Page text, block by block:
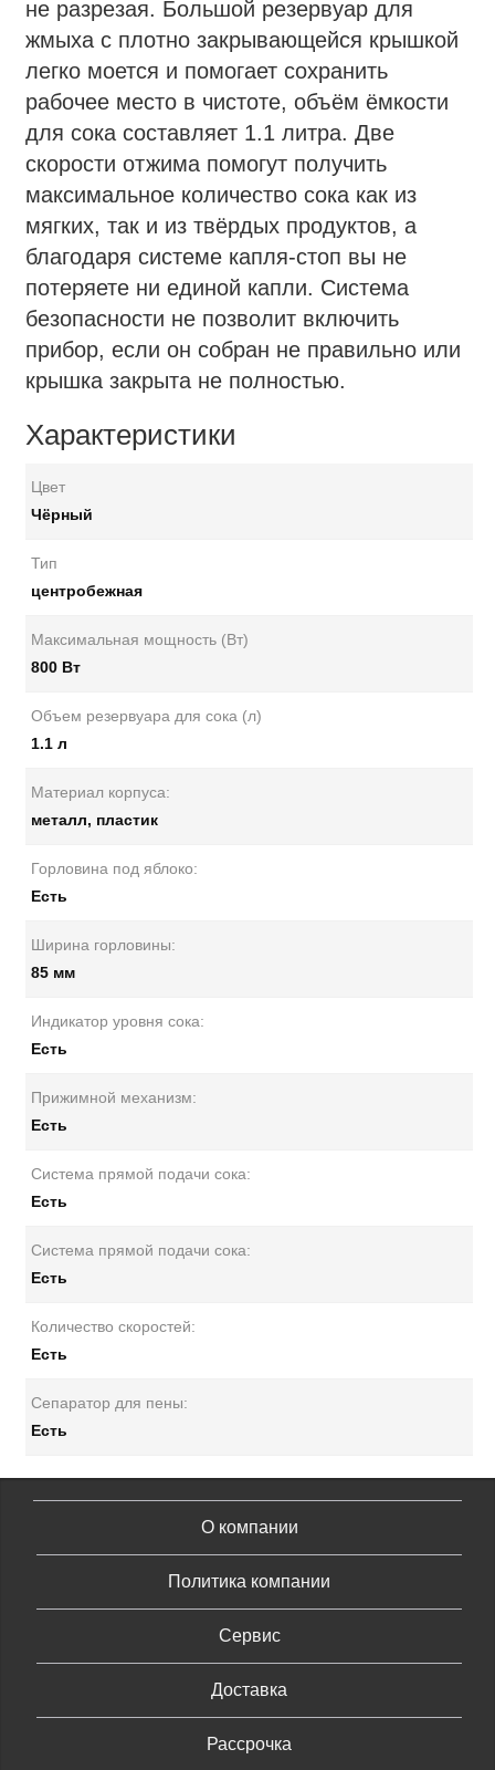
не разрезая. Большой резервуар для
жмыха с плотно закрывающейся крышкой
легко моется и помогает сохранить
рабочее место в чистоте, объём ёмкости
для сока составляет 1.1 литра. Две
скорости отжима помогут получить
максимальное количество сока как из
мягких, так и из твёрдых продуктов, а
благодаря системе капля-стоп вы не
потеряете ни единой капли. Система
безопасности не позволит включить
прибор, если он собран не правильно или
крышка закрыта не полностью.
Характеристики
Цвет
Чёрный
Тип
центробежная
Максимальная мощность (Вт)
800 Вт
Объем резервуара для сока (л)
1.1 л
Материал корпуса:
металл, пластик
Горловина под яблоко:
Есть
Ширина горловины:
85 мм
Индикатор уровня сока:
Есть
Прижимной механизм:
Есть
Система прямой подачи сока:
Есть
Система прямой подачи сока:
Есть
Количество скоростей:
Есть
Сепаратор для пены:
Есть
О компании
Политика компании
Сервис
Доставка
Рассрочка